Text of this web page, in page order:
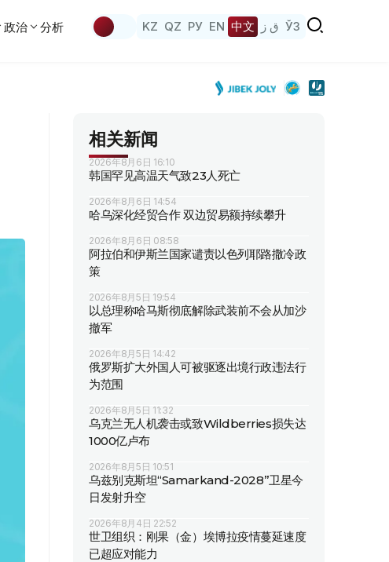
政治 分析 KZ QZ РУ EN 中文 ق ز ЎЗ
相关新闻
2026年8月6日 16:10
韩国罕见高温天气致23人死亡
2026年8月6日 14:54
哈乌深化经贸合作 双边贸易额持续攀升
2026年8月6日 08:58
阿拉伯和伊斯兰国家谴责以色列耶路撒冷政
策
2026年8月5日 19:54
以总理称哈马斯彻底解除武装前不会从加沙
撤军
2026年8月5日 14:42
俄罗斯扩大外国人可被驱逐出境行政违法行
为范围
2026年8月5日 11:32
乌克兰无人机袭击或致Wildberries损失达
1000亿卢布
2026年8月5日 10:51
乌兹别克斯坦“Samarkand-2028”卫星今
日发射升空
2026年8月4日 22:52
世卫组织：刚果（金）埃博拉疫情蔓延速度
已超应对能力